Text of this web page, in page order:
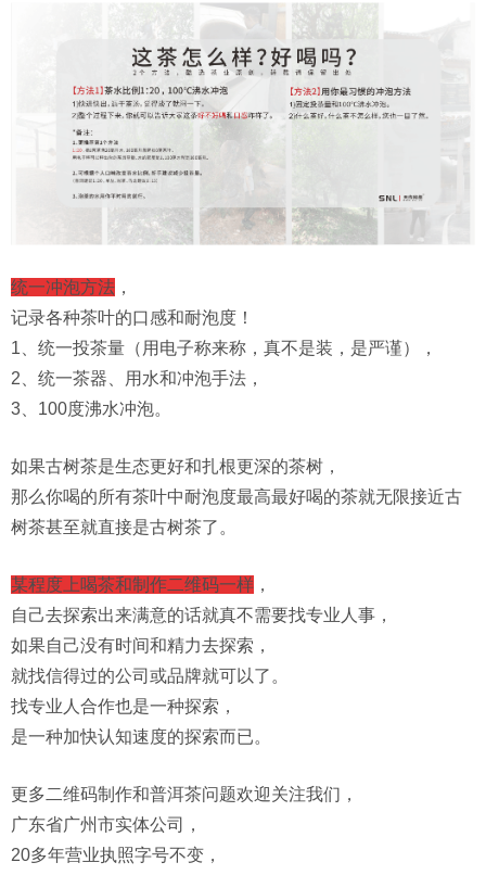
统一冲泡方法 ，
记录各种茶叶的口感和耐泡度！
1、统一投茶量（用电子称来称，真不是装，是严谨），
2、统一茶器、用水和冲泡手法，
3、100度沸水冲泡。
如果古树茶是生态更好和扎根更深的茶树，
那么你喝的所有茶叶中耐泡度最高最好喝的茶就无限接近古
树茶甚至就直接是古树茶了。
某程度上喝茶和制作二维码一样 ，
自己去探索出来满意的话就真不需要找专业人事，
如果自己没有时间和精力去探索，
就找信得过的公司或品牌就可以了。
找专业人合作也是一种探索，
是一种加快认知速度的探索而已。
更多二维码制作和普洱茶问题欢迎关注我们，
广东省广州市实体公司，
20多年营业执照字号不变，